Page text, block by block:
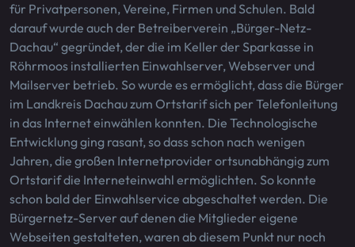
für Privatpersonen, Vereine, Firmen und Schulen. Bald
darauf wurde auch der Betreiberverein „Bürger-Netz-
Dachau“ gegründet, der die im Keller der Sparkasse in
Röhrmoos installierten Einwahlserver, Webserver und
Mailserver betrieb. So wurde es ermöglicht, dass die Bürger
im Landkreis Dachau zum Ortstarif sich per Telefonleitung
in das Internet einwählen konnten. Die Technologische
Entwicklung ging rasant, so dass schon nach wenigen
Jahren, die großen Internetprovider ortsunabhängig zum
Ortstarif die Interneteinwahl ermöglichten. So konnte
schon bald der Einwahlservice abgeschaltet werden. Die
Bürgernetz-Server auf denen die Mitglieder eigene
Webseiten gestalteten, waren ab diesem Punkt nur noch